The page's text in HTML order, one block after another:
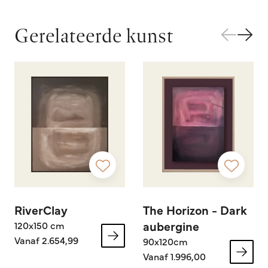
Gerelateerde kunst
RiverClay
120x150 cm
Vanaf 2.654,99
The Horizon - Dark
aubergine
90x120cm
Vanaf 1.996,00